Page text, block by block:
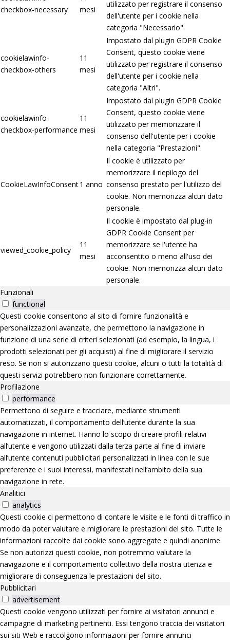
checkbox-necessary
mesi
utilizzato per registrare il consenso
dell'utente per i cookie nella
categoria "Necessario".
cookielawinfo-
checkbox-others
11
mesi
Impostato dal plugin GDPR Cookie
Consent, questo cookie viene
utilizzato per registrare il consenso
dell'utente per i cookie nella
categoria "Altri".
cookielawinfo-
checkbox-performance
11
mesi
Impostato dal plugin GDPR Cookie
Consent, questo cookie viene
utilizzato per memorizzare il
consenso dell'utente per i cookie
nella categoria "Prestazioni".
CookieLawInfoConsent1 anno
Il cookie è utilizzato per
memorizzare il riepilogo del
consenso prestato per l'utilizzo del
cookie. Non memorizza alcun dato
personale.
viewed_cookie_policy
11
mesi
Il cookie è impostato dal plug-in
GDPR Cookie Consent per
memorizzare se l'utente ha
acconsentito o meno all'uso dei
cookie. Non memorizza alcun dato
personale.
Funzionali
functional
Questi cookie consentono al sito di fornire funzionalità e
personalizzazioni avanzate, che permettono la navigazione in
funzione di una serie di criteri selezionati (ad esempio, la lingua, i
prodotti selezionati per gli acquisti) al fine di migliorare il servizio
reso. Se non si autorizzano questi cookie, alcuni o tutti la totalità di
questi servizi potrebbero non funzionare correttamente.
Profilazione
performance
Permettono di seguire e tracciare, mediante strumenti
automatizzati, il comportamento dell’utente durante la sua
navigazione in internet. Hanno lo scopo di creare profili relativi
all’utente e vengono utilizzati dalla terza parte al fine di inviare
all’utente contenuti pubblicitari personalizzati in linea con le sue
preferenze e i suoi interessi, manifestati nell’ambito della sua
navigazione in rete.
Analitici
analytics
Questi cookie ci permettono di contare le visite e le fonti di traffico in
modo da poter valutare e migliorare le prestazioni del sito. Tutte le
informazioni raccolte dai cookie sono aggregate e quindi anonime.
Se non autorizzi questi cookie, non potremmo valutare la
navigazione e il comportamento collettivo della nostra utenza e
migliorare di conseguenza le prestazioni del sito.
Pubblicitari
advertisement
Questi cookie vengono utilizzati per fornire ai visitatori annunci e
campagne di marketing pertinenti. Essi tengono traccia dei visitatori
sui siti Web e raccolgono informazioni per fornire annunci